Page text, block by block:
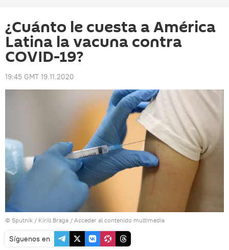
¿Cuánto le cuesta a América
Latina la vacuna contra
COVID-19?
19:45 GMT 19.11.2020
© Sputnik / Kirill Braga / Acceder al contenido multimedia
Síguenos en